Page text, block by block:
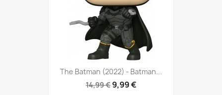
The Batman (2022) - Batman...
14,99 € 9,99 €